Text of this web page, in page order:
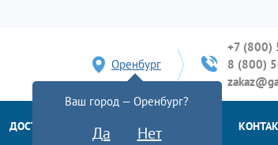
Оренбург
Ваш город — Оренбург?
Да Нет
+7 (800)
8 (800)
ДОСТАВКА ДОКУМЕНТЫ